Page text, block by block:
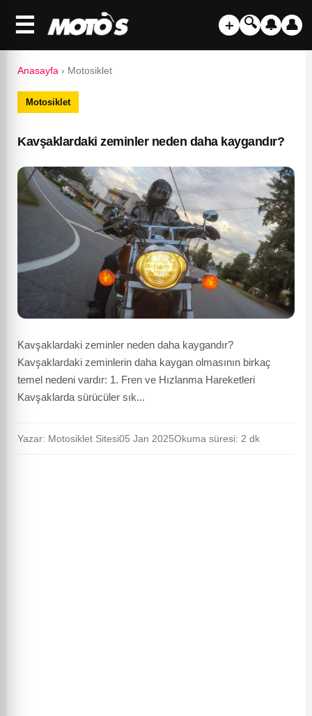
☰ ＋ 🔍 🔔 👤
Anasayfa › Motosiklet
Motosiklet
Kavşaklardaki zeminler neden daha kaygandır?
Kavşaklardaki zeminler neden daha kaygandır?
Kavşaklardaki zeminlerin daha kaygan olmasının birkaç
temel nedeni vardır: 1. Fren ve Hızlanma Hareketleri
Kavşaklarda sürücüler sık...
Yazar: Motosiklet Sitesi05 Jan 2025Okuma süresi: 2 dk